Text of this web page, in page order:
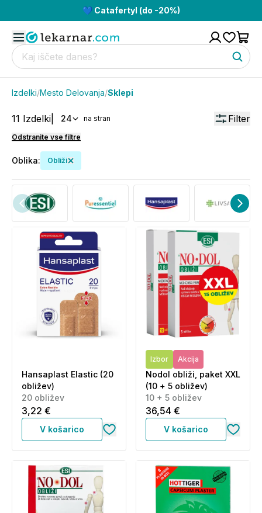
💙 Catafertyl (do -20%)
Izdelki/Mesto Delovanja/Sklepi
11 Izdelki 24 na stran Filter
Odstranite vse filtre
Oblika: Obliži
Hansaplast Elastic (20
obližev)
20 obližev
3,22 €
V košarico
Izbor Akcija
Nodol obliži, paket XXL
(10 + 5 obližev)
10 + 5 obližev
36,54 €
V košarico